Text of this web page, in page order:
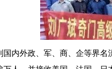
内外政、军、商、企等界